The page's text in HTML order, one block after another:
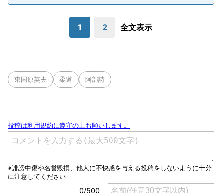
1 2 全文表示
東国原英夫 柔道 阿部詩